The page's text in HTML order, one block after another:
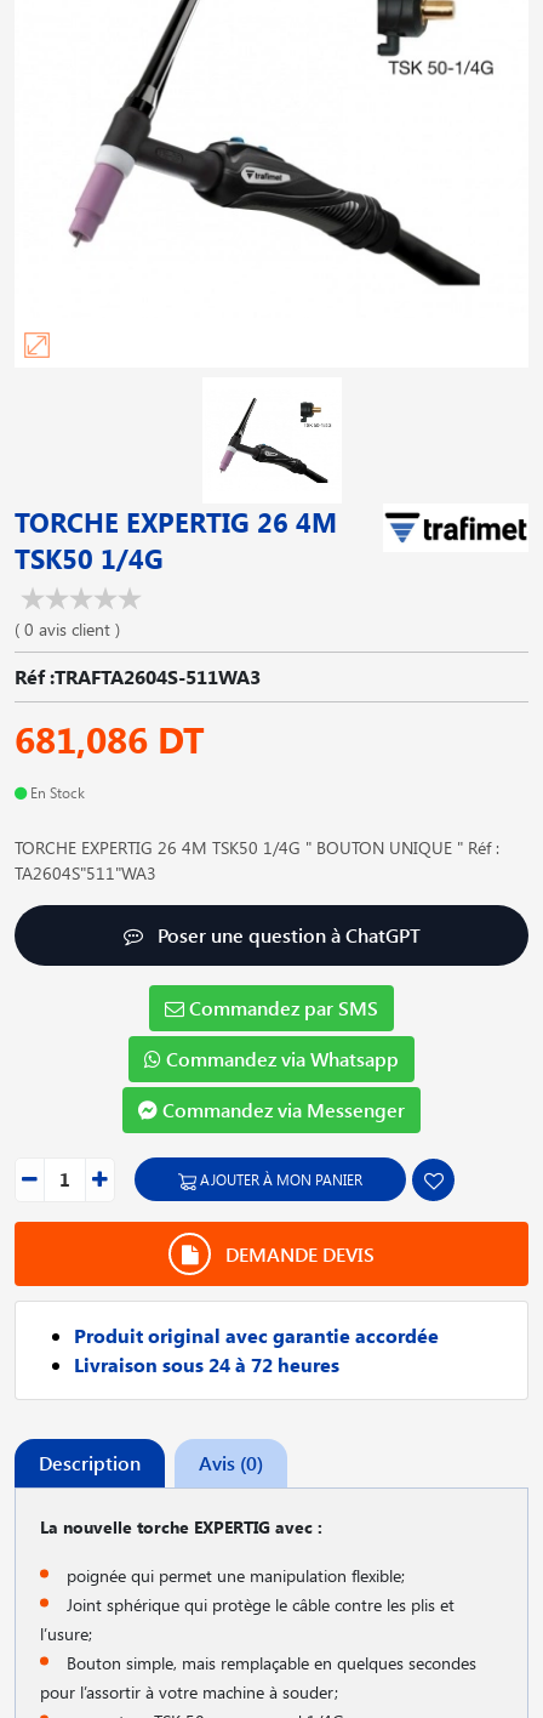
TORCHE EXPERTIG 26 4M
TSK50 1/4G
( 0 avis client )
Réf :TRAFTA2604S-511WA3
681,086 DT
En Stock
TORCHE EXPERTIG 26 4M TSK50 1/4G " BOUTON UNIQUE " Réf :
TA2604S"511"WA3
Poser une question à ChatGPT
Commandez par SMS
Commandez via Whatsapp
Commandez via Messenger
AJOUTER À MON PANIER
DEMANDE DEVIS
Produit original avec garantie accordée
Livraison sous 24 à 72 heures
Description Avis (0)
La nouvelle torche EXPERTIG avec :
poignée qui permet une manipulation flexible;
Joint sphérique qui protège le câble contre les plis et
l’usure;
Bouton simple, mais remplaçable en quelques secondes
pour l’assortir à votre machine à souder;